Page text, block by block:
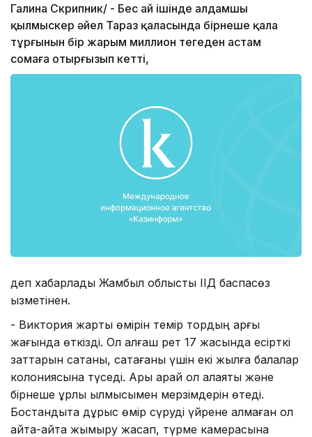
Галина Скрипник/ - Бес ай ішінде алдамшы
қылмыскер әйел Тараз қаласында бірнеше қала
тұрғынын бір жарым миллион теңгеден астам
сомаға отырғызып кетті,
деп хабарлады Жамбыл облыстық ІІД баспасөз
қызметінен.
- Виктория жарты өмірін темір тордың арғы
жағында өткізді. Ол алғаш рет 17 жасында есірткі
заттарын сатқаны, сақтағаны үшін екі жылға балалар
колониясына түседі. Ары қарай ол алаяқтық және
бірнеше ұрлық қылмысымен мерзімдерін өтеді.
Бостандықта дұрыс өмір сүруді үйрене алмаған ол
қайта-қайта жымқыру жасап, түрме камерасына